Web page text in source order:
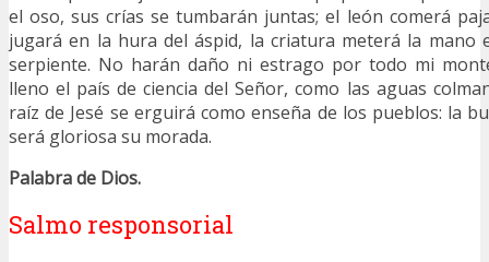
el oso, sus crías se tumbarán juntas; el león comerá
jugará en la hura del áspid, la criatura meterá la mano
serpiente. No harán daño ni estrago por todo mi
lleno el país de ciencia del Señor, como las aguas
raíz de Jesé se erguirá como enseña de los pueblos: la
será gloriosa su morada.
Palabra de Dios.
Salmo responsorial